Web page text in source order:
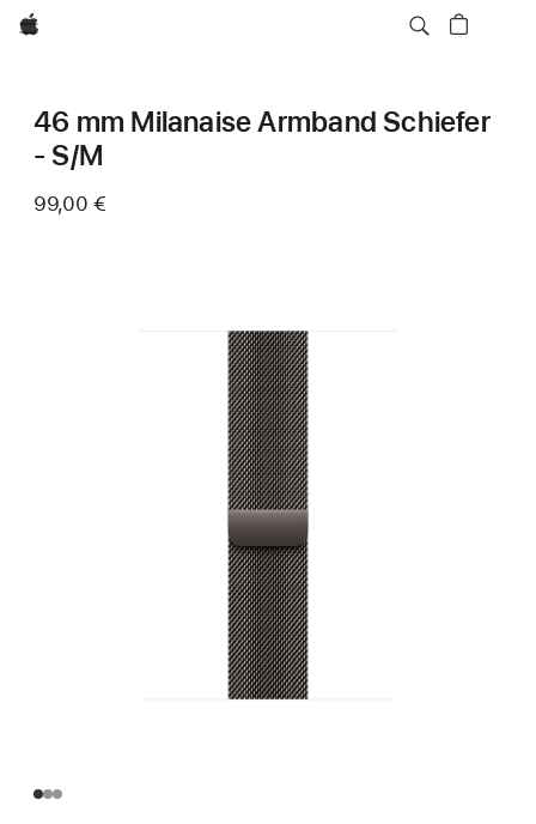
Apple
46 mm Milanaise Armband Schiefer
- S/M
99,00 €